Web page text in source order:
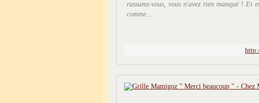
rassurez-vous, vous n'avez rien manqué !
comme...